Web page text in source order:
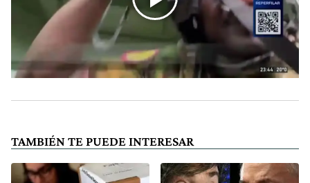
TAMBIÉN TE PUEDE INTERESAR